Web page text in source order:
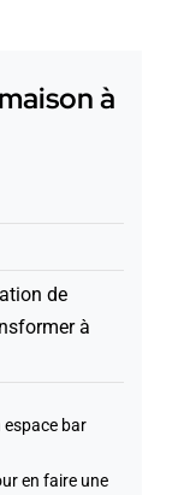
à
de
à
espace bar
en faire une